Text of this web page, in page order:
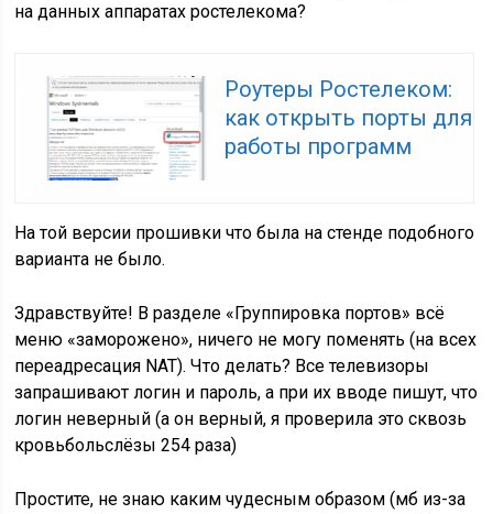
на данных аппаратах ростелекома?
Роутеры Ростелеком:
как открыть порты для
работы программ
На той версии прошивки что была на стенде подобного
варианта не было.
Здравствуйте! В разделе «Группировка портов» всё
меню «заморожено», ничего не могу поменять (на всех
переадресация NAT). Что делать? Все телевизоры
запрашивают логин и пароль, а при их вводе пишут, что
логин неверный (а он верный, я проверила это сквозь
кровьбольслёзы 254 раза)
Простите, не знаю каким чудесным образом (мб из-за